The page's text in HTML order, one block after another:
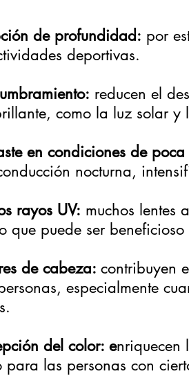
de profundidad: por
deportivas.
reducen el
como la luz solar y
en condiciones de poca
nocturna,
rayos UV: muchos lentes
que puede ser
de cabeza: contribuyen
especialmente
del color: enriquecen
para las personas con